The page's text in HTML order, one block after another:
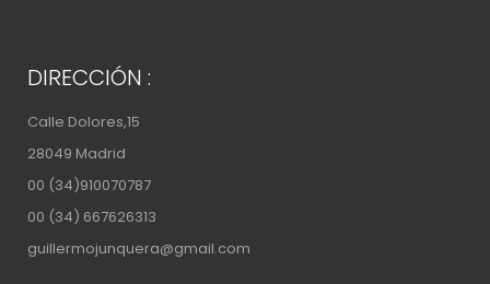
DIRECCIÓN :
Calle Dolores,15
28049 Madrid
00 (34)910070787
00 (34) 667626313
guillermojunquera@gmail.com